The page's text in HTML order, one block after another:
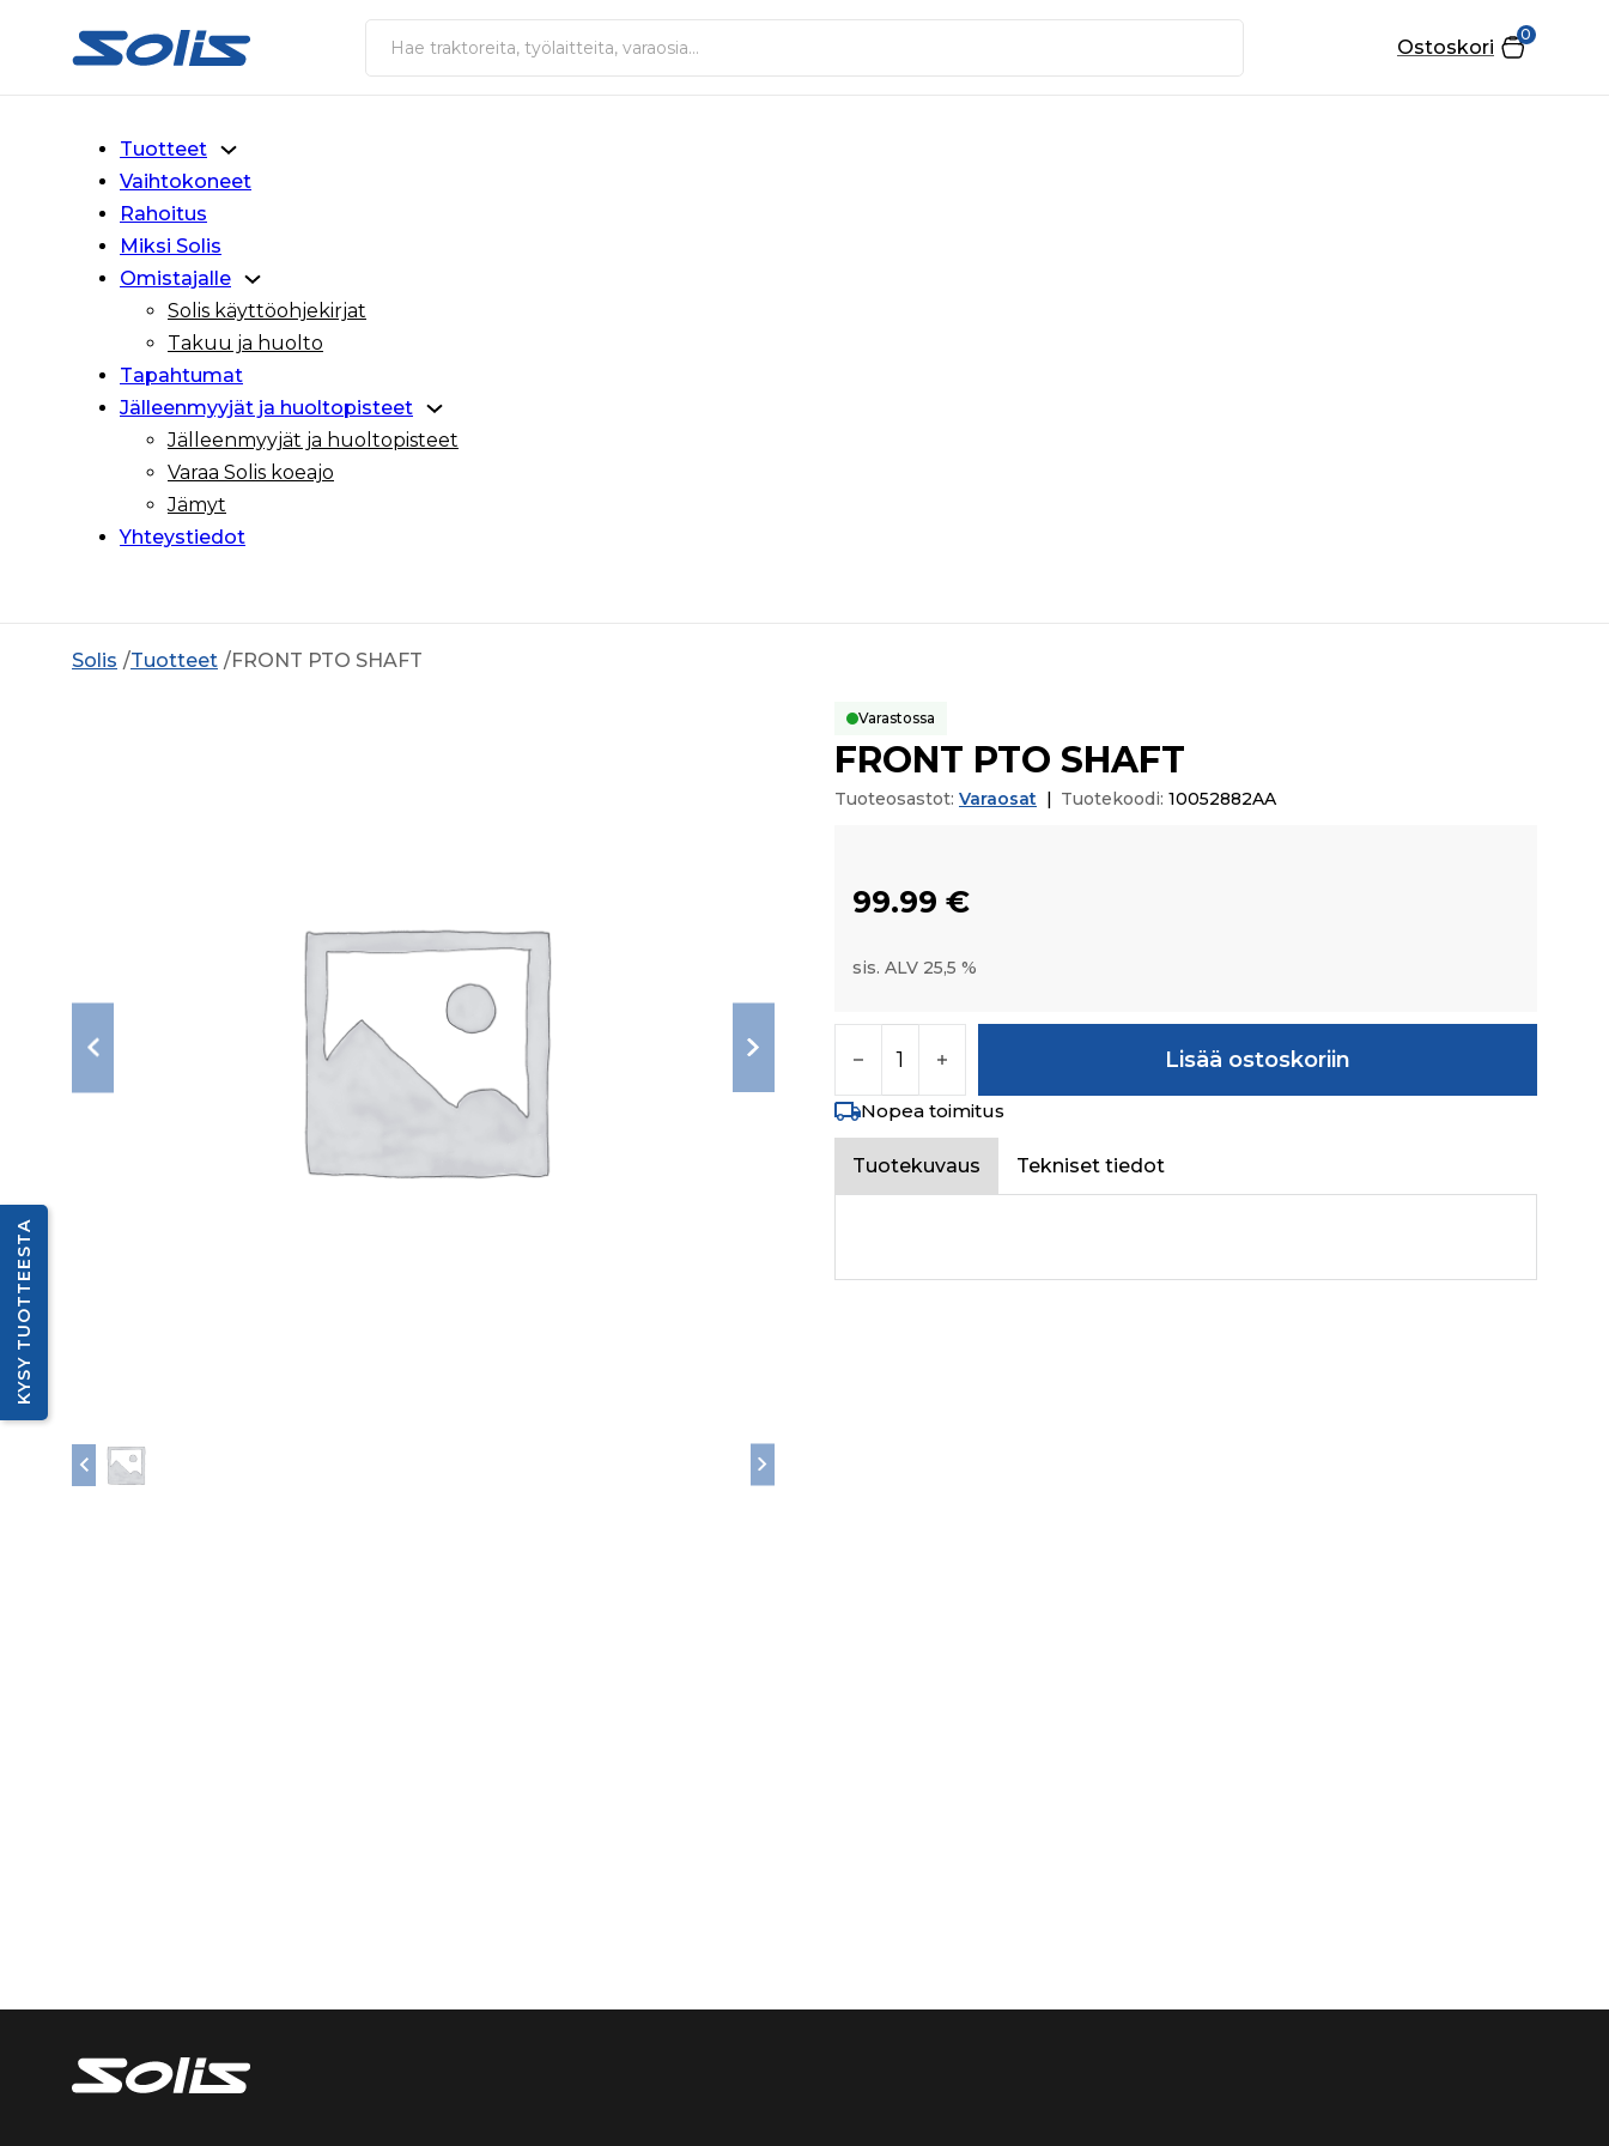
Siirry pääsisältöön
Siirry alatunnisteeseen
Haku
0
Ostoskori
Tuotteet
Vaihtokoneet
Rahoitus
Miksi Solis
Omistajalle
Solis käyttöohjekirjat
Takuu ja huolto
Tapahtumat
Jälleenmyyjät ja huoltopisteet
Jälleenmyyjät ja huoltopisteet
Varaa Solis koeajo
Jämyt
Yhteystiedot
Solis Tuotteet FRONT PTO SHAFT
Varastossa
FRONT PTO SHAFT
Tuoteosastot: Varaosat | Tuotekoodi: 10052882AA
99.99 €
sis. ALV 25,5 %
Lisää ostoskoriin
Nopea toimitus
Tuotekuvaus Tekniset tiedot
KYSY TUOTTEESTA